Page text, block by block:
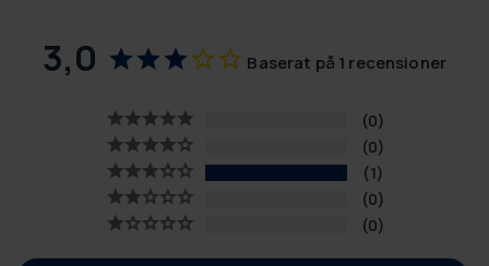
3,0 Baserat på 1 recensioner
0
0
1
0
0